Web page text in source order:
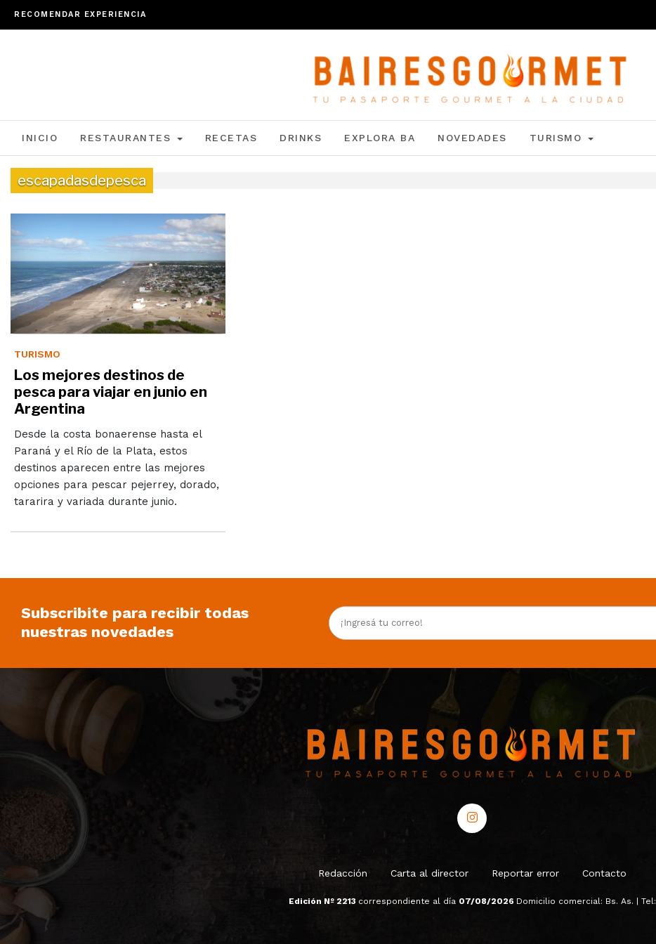
RECOMENDAR EXPERIENCIA
INICIO RESTAURANTES RECETAS DRINKS EXPLORA BA NOVEDADES TURISMO
escapadasdepesca
TURISMO
Los mejores destinos de
pesca para viajar en junio en
Argentina
Desde la costa bonaerense hasta el
Paraná y el Río de la Plata, estos
destinos aparecen entre las mejores
opciones para pescar pejerrey, dorado,
tararira y variada durante junio.
Subscribite para recibir todas
nuestras novedades
Redacción Carta al director Reportar error Contacto
Edición Nº 2213 correspondiente al día 07/08/2026 Domicilio comercial: Bs. As. | Tel: